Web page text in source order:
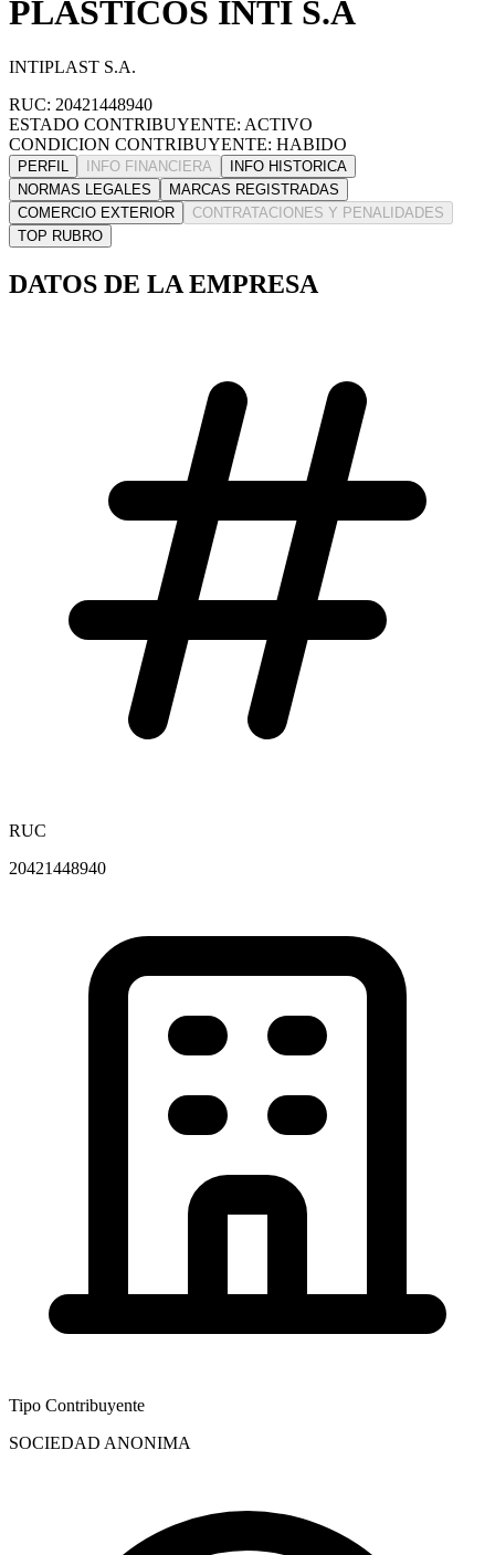
PLASTICOS INTI S.A
INTIPLAST S.A.
RUC: 20421448940
ESTADO CONTRIBUYENTE: ACTIVO
CONDICION CONTRIBUYENTE: HABIDO
PERFIL INFO FINANCIERA
INFO HISTORICA
NORMAS LEGALES
MARCAS REGISTRADAS
COMERCIO EXTERIOR
CONTRATACIONES Y PENALIDADES
TOP RUBRO
DATOS DE LA EMPRESA
RUC
20421448940
Tipo Contribuyente
SOCIEDAD ANONIMA